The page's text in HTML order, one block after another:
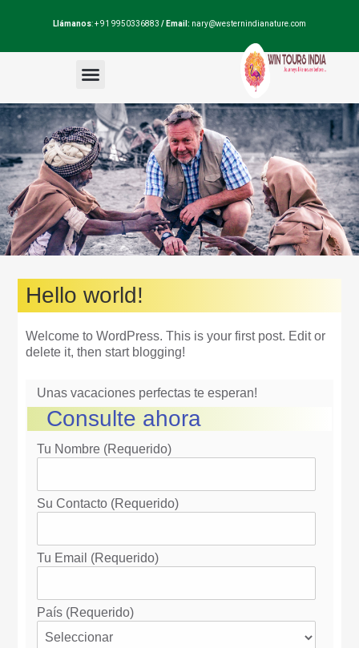
Llámanos: + 91 9950336883 / Email: nary@westernindianature.com
Hello world!
Welcome to WordPress. This is your first post. Edit or
delete it, then start blogging!
Unas vacaciones perfectas te esperan!
Consulte ahora
Tu Nombre (requerido)
Su Contacto (requerido)
Tu Email (requerido)
País (requerido)